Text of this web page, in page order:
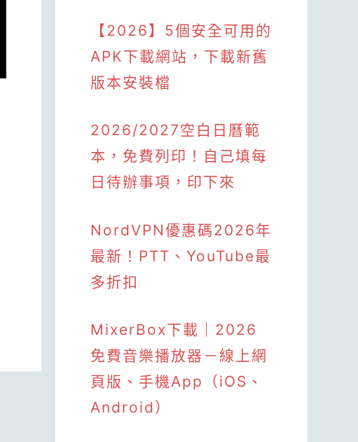
【2026】5個安全可用的
APK下載網站，下載新舊
版本安裝檔
2026/2027空白日曆範
本，免費列印！自己填每
日待辦事項，印下來
NordVPN優惠碼2026年
最新！PTT、YouTube最
多折扣
MixerBox下載｜2026
免費音樂播放器－線上網
頁版、手機App（iOS、
Android）